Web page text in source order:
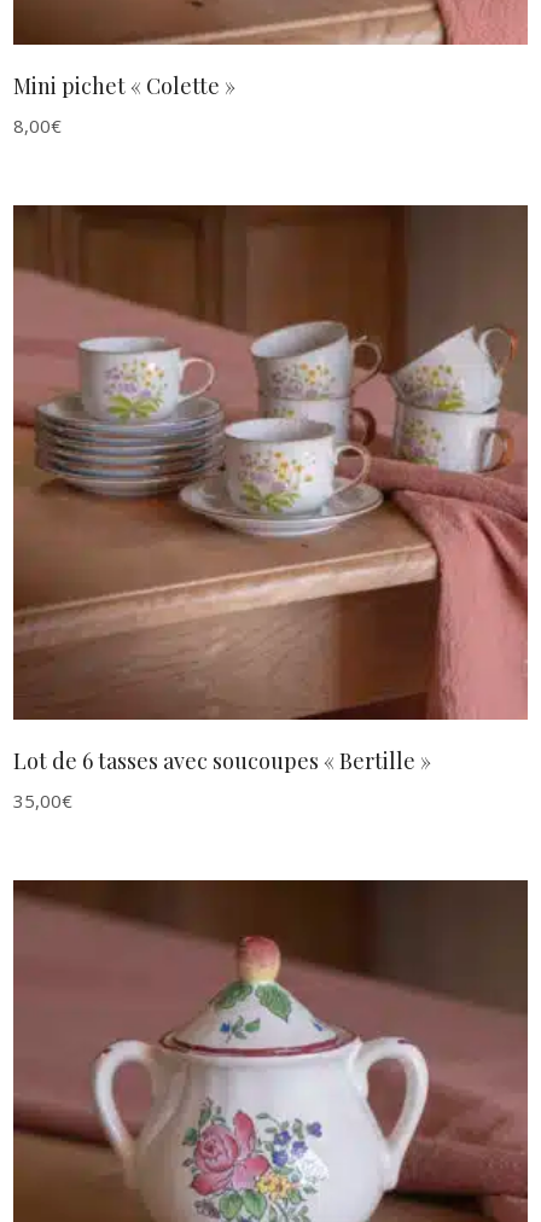
Mini pichet « Colette »
8,00€
AJOUTER AU PANIER
Lot de 6 tasses avec soucoupes « Bertille »
35,00€
AJOUTER AU PANIER